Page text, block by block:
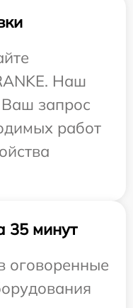
Наш
запрос
работ
35 минут
оговоренные